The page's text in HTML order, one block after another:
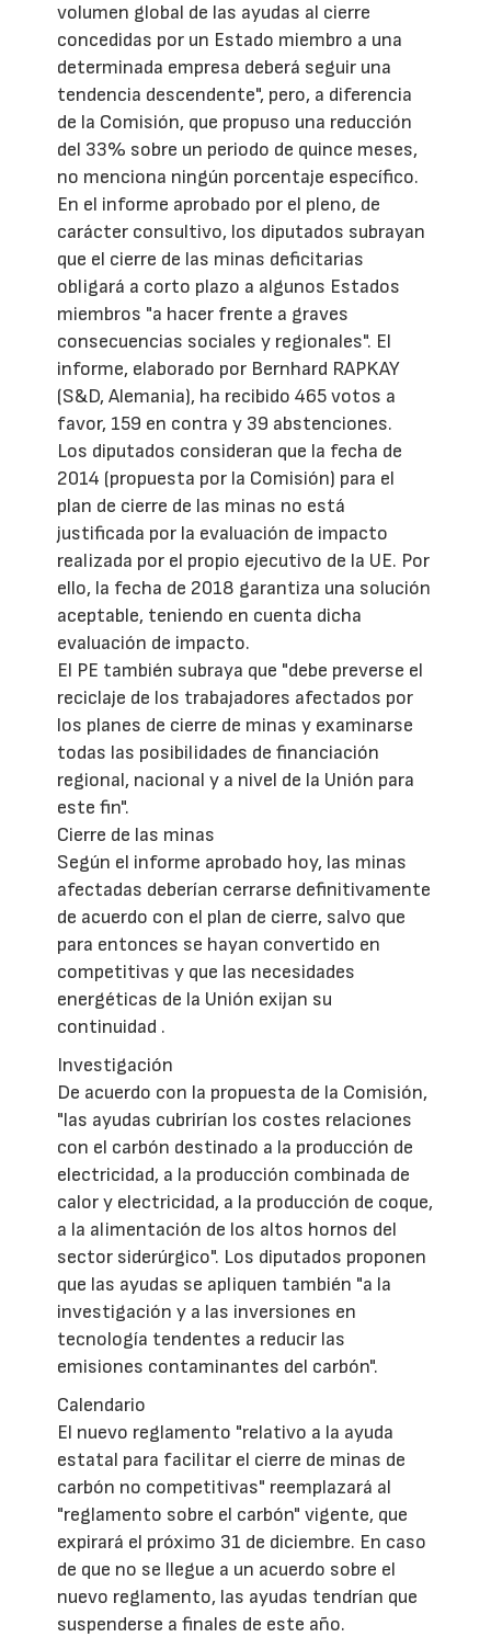
volumen global de las ayudas al cierre
concedidas por un Estado miembro a una
determinada empresa deberá seguir una
tendencia descendente", pero, a diferencia
de la Comisión, que propuso una reducción
del 33% sobre un periodo de quince meses,
no menciona ningún porcentaje específico.
En el informe aprobado por el pleno, de
carácter consultivo, los diputados subrayan
que el cierre de las minas deficitarias
obligará a corto plazo a algunos Estados
miembros "a hacer frente a graves
consecuencias sociales y regionales". El
informe, elaborado por Bernhard RAPKAY
(S&D, Alemania), ha recibido 465 votos a
favor, 159 en contra y 39 abstenciones.
Los diputados consideran que la fecha de
2014 (propuesta por la Comisión) para el
plan de cierre de las minas no está
justificada por la evaluación de impacto
realizada por el propio ejecutivo de la UE. Por
ello, la fecha de 2018 garantiza una solución
aceptable, teniendo en cuenta dicha
evaluación de impacto.
El PE también subraya que "debe preverse el
reciclaje de los trabajadores afectados por
los planes de cierre de minas y examinarse
todas las posibilidades de financiación
regional, nacional y a nivel de la Unión para
este fin".
Cierre de las minas
Según el informe aprobado hoy, las minas
afectadas deberían cerrarse definitivamente
de acuerdo con el plan de cierre, salvo que
para entonces se hayan convertido en
competitivas y que las necesidades
energéticas de la Unión exijan su
continuidad .
Investigación
De acuerdo con la propuesta de la Comisión,
"las ayudas cubrirían los costes relaciones
con el carbón destinado a la producción de
electricidad, a la producción combinada de
calor y electricidad, a la producción de coque,
a la alimentación de los altos hornos del
sector siderúrgico". Los diputados proponen
que las ayudas se apliquen también "a la
investigación y a las inversiones en
tecnología tendentes a reducir las
emisiones contaminantes del carbón".
Calendario
El nuevo reglamento "relativo a la ayuda
estatal para facilitar el cierre de minas de
carbón no competitivas" reemplazará al
"reglamento sobre el carbón" vigente, que
expirará el próximo 31 de diciembre. En caso
de que no se llegue a un acuerdo sobre el
nuevo reglamento, las ayudas tendrían que
suspenderse a finales de este año.